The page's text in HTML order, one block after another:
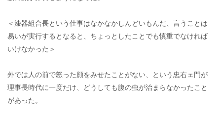
＜漆器組合長という仕事はなかなかしんどいもんだ、言うことは
易いが実行するとなると、ちょっとしたことでも慎重でなければ
いけなかった＞
外では人の前で怒った顔をみせたことがない、という忠右ェ門が
理事長時代に一度だけ、どうしても腹の虫が治まらなかったこと
があった。